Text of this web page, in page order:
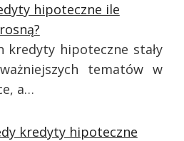
hipoteczne ile
kredyty hipoteczne stały
tematów w
a…
kredyty hipoteczne